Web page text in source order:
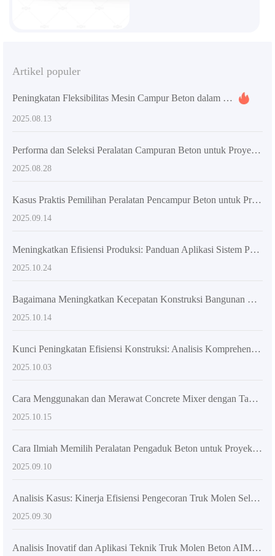
Artikel populer
Peningkatan Fleksibilitas Mesin Campur Beton dalam Konstruksi: Dampak pada Waktu dan Biaya Proyek
2025.08.13
Performa dan Seleksi Peralatan Campuran Beton untuk Proyek Konstruksi Luar Negeri: Analisis Teknis dan Rekomendasi Praktis
2025.08.28
Kasus Praktis Pemilihan Peralatan Pencampur Beton untuk Proyek Konstruksi Besar dan Sedang serta Solusi Optimasi
2025.09.14
Meningkatkan Efisiensi Produksi: Panduan Aplikasi Sistem Pengadukan Spiral Ganda pada Proyek Konstruksi Besar
2025.10.24
Bagaimana Meningkatkan Kecepatan Konstruksi Bangunan Melalui Fleksibilitas Mixer Beton? Kasus dan Analisis Data
2025.10.14
Kunci Peningkatan Efisiensi Konstruksi: Analisis Komprehensif Desain Fleksibilitas Tinggi Mixer Truk
2025.10.03
Cara Menggunakan dan Merawat Concrete Mixer dengan Tangki Putar 270 Derajat: Panduan Praktis untuk Proyek Konstruksi
2025.10.15
Cara Ilmiah Memilih Peralatan Pengaduk Beton untuk Proyek Konstruksi Besar dan Menengah
2025.09.10
Analisis Kasus: Kinerja Efisiensi Pengecoran Truk Molen Self-Loading AS-2.6 di Lingkungan Proyek Kompleks
2025.09.30
Analisis Inovatif dan Aplikasi Teknik Truk Molen Beton AIMIX AS-4.0 Self-Loading